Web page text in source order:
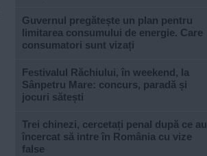
Guvernul pregătește un plan pentru
limitarea consumului de energie. Care
consumatori sunt vizați
Festivalul Răchiului, în weekend, la
Sânpetru Mare: concurs, paradă și
jocuri sătești
Trei chinezi, cercetați penal după ce au
încercat să intre în România cu vize
false